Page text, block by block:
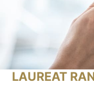
LAUREAT